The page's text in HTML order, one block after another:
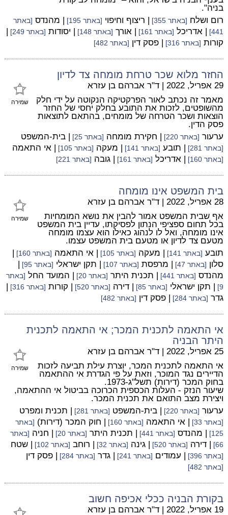
בניה".
רום ושלח [באתר 355] | ריצוף וחיפוי [באתר 195] | מהנדס [באתר
441]
| אדריכל [באתר 161] | אורך [באתר 148] | יסודות [באתר 249]
|
קורות [באתר 316] | פסק דין [באתר 482]
החזר מלוא שכר טרחת מומחה צד לדיון
שמירה
29 אפריל, 2022 | ד"ר אברהם בן עזרא
מאמר זה נכתב לאור הפרקטיקה הנקוטה על ידי חלק
מהשופטים, לזכות את התובע בחלק יחסי של החזר
הוצאות ושכר הטרחה של מומחים, בהתאם לתוצאות
פסק הדין.
ערעור [באתר 220] | חקירת מומחה [באתר 25] | בית-המשפט
[באתר 281] | תובע [באתר 141] | מעקה [באתר 105] | אי התאמה
[באתר 160] | אדריכל [באתר 161] | גובה [באתר 221]
בית המשפט אינו מומחה
שמירה
28 אפריל, 2022 | ד"ר אברהם בן עזרא
אף שבית המשפט אמור להבין את נושא המומחיות
בכל תחום ספציפי הנתון לפסיקתו, עדיין בית המשפט
אינו מומחה, ואל לו לנהוג כאילו הוא עצמו מומחה
מטעם צד לדיון או מטעם בית המשפט עצמו.
תובע [באתר 141] | מעקה [באתר 105] | אי התאמה [באתר 160]
|
סלון [באתר 47] | מרפסת [באתר 107] | תקן ישראלי [באתר 95]
|
מהנדס [באתר 441] | תכנית היתר [באתר 20] | המועד החל [באתר
9]
| תקן ישראלי [באתר 85] | דירה [באתר 520] | קורות [באתר 316]
|
גדר [באתר 284] | פסק דין [באתר 482]
אי התאמה לתכנית המכר; אי התאמה לתכנית
היתר הבניה
שמירה
25 אפריל, 2022 | ד"ר אברהם בן עזרא
אי התאמה לתכנית המכר, יוצרת עילת תביעה לזכות
הדיירים נגד המוכר, וזאת על פי הגדרת אי ההתאמה
בחוק המכר (דירות) תשל"ג-1973.
שיעור הנזק - העלות הכספית הכרוכה בביטול אי ההתאמה,
ויצירת מצב התואם את תכנית המכר.
ערעור [באתר 220] | בית-המשפט [באתר 281] | תכנית ומפרט
[באתר 33] | אי התאמה [באתר 160] | חוק המכר (דירות) [באתר
125]
| מהנדס [באתר 441] | תכנית היתר [באתר 20] | חניה [באתר
66]
| דירה [באתר 520] | גינה [באתר 32] | רוחב [באתר 102] | שטח
[באתר 396] | עמודים [באתר 241] | גדר [באתר 284] | פסק דין
[באתר 482]
בקורת הבניה ככלי אכיפה חשוב
19 אפריל, 2022 | ד"ר אברהם בן עזרא